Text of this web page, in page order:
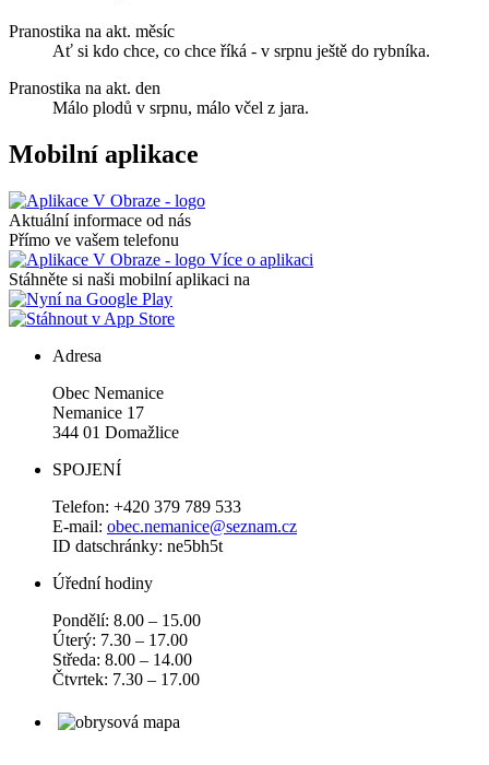
Pranostika na akt. měsíc
Ať si kdo chce, co chce říká - v srpnu ještě do rybníka.
Pranostika na akt. den
Málo plodů v srpnu, málo včel z jara.
Mobilní aplikace
Aktuální informace od nás
Přímo ve vašem telefonu
Více o aplikaci
Stáhněte si naši mobilní aplikaci na
Adresa
Obec Nemanice
Nemanice 17
344 01 Domažlice
SPOJENÍ
Telefon: +420 379 789 533
E-mail: obec.nemanice@seznam.cz
ID datschránky: ne5bh5t
Úřední hodiny
Pondělí: 8.00 – 15.00
Úterý: 7.30 – 17.00
Středa: 8.00 – 14.00
Čtvrtek: 7.30 – 17.00